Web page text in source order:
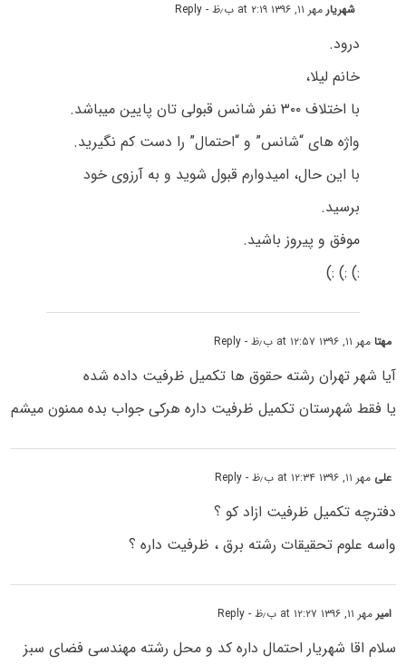
شهریارمهر ۱۱, ۱۳۹۶ at ۲:۱۹ ب٫ظ - Reply
درود.
خانم لیلا،
با اختلاف ۳۰۰ نفر شانس قبولی تان پایین میباشد.
واژه های “شانس” و “احتمال” را دست کم نگیرید.
با این حال، امیدوارم قبول شوید و به آرزوی خود
برسید.
موفق و پیروز باشید.
:) :) :)
مهتامهر ۱۱, ۱۳۹۶ at ۱۲:۵۷ ب٫ظ - Reply
آیا شهر تهران رشته حقوق ها تکمیل ظرفیت داده شده
یا فقط شهرستان تکمیل ظرفیت داره هرکی جواب بده ممنون میشم
علی مهر ۱۱, ۱۳۹۶ at ۱۲:۳۴ ب٫ظ - Reply
دفترچه تکمیل ظرفیت ازاد کو ؟
واسه علوم تحقیقات رشته برق ، ظرفیت داره ؟
امیرمهر ۱۱, ۱۳۹۶ at ۱۲:۲۷ ب٫ظ - Reply
سلام اقا شهریار احتمال داره کد و محل رشته مهندسی فضای سبز